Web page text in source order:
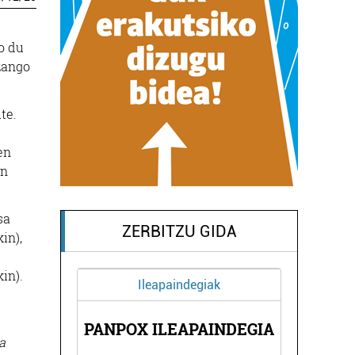
du
ZERBITZU GIDA
Ileapaindegiak
PANPOX ILEAPAINDEGIA